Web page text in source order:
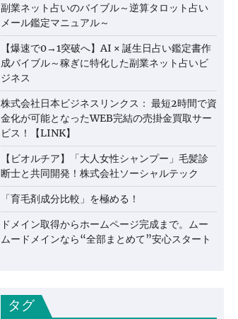
副業ネット占いのバイブル～逆算タロット占い
メール鑑定マニュアル～
【爆速で0→1突破へ】AI × 誕生日占い鑑定書作
成バイブル～稼ぎに特化した副業ネット占いビ
ジネス
株式会社日本ビジネスリンクス： 最短2時間で資
金化が可能となったWEB完結の売掛金買取サー
ビス！【LINK】
【ビオルチア】「大人女性シャンプー」毛髪診
断士と共同開発！株式会社ソーシャルテック
「育毛剤成分比較」を極める！
ドメイン取得からホームページ完成まで。ムー
ムードメインなら“全部まとめて”安心スタート
タグ